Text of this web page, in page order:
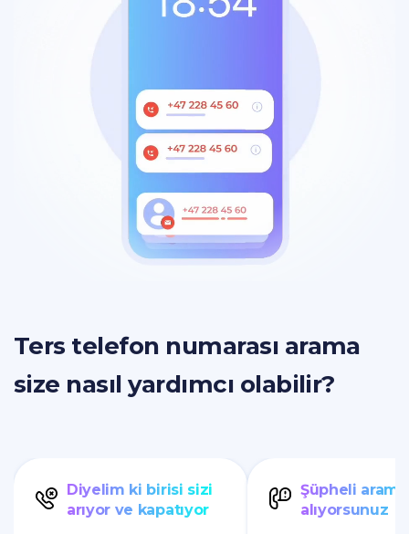
Ters telefon numarası arama
size nasıl yardımcı olabilir?
Diyelim ki birisi sizi
arıyor ve kapatıyor
Şüpheli
alıyorsunuz